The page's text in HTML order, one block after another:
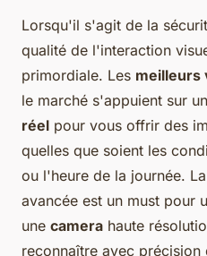
Lorsqu'il s'agit de la
qualité de l'interaction
primordiale. Les meilleurs
le marché s'appuient sur
réel pour vous offrir des
quelles que soient les
ou l'heure de la journée. La
avancée est un must pour
une camera haute
reconnaître avec précision